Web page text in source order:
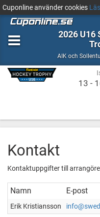
Cuponline använder cookies
2026 U16
AIK och
13 -
Kontakt
Kontaktuppgifter till
Namn E-post
Erik Kristiansson